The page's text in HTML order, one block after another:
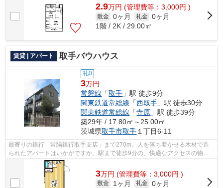
2.9万円 (管理費等：3,000円 )
敷金 0ヶ月 礼金 0ヶ月
1階 / 2K / 29.00㎡
賃貸 | アパート 取手バウハウス
礼0
3万円
常磐線 「取手 」駅 徒歩9分
関東鉄道常総線 「西取手 」駅 徒歩30分
関東鉄道常総線 「寺原 」駅 徒歩39分
築29年 / 17.80㎡～25.00㎡
茨城県取手市取手１丁目6-11
最寄りの銀行「常陽銀行取手支店」まで270m。人を落ち着かせる木材で造
られたアパートはいかがですか。駅まで徒歩9分の、快適なアクセスの物件
です。住みやすさを考えた、レイアウトの...
3万円 (管理費等：3,000円 )
敷金 1ヶ月 礼金 0ヶ月